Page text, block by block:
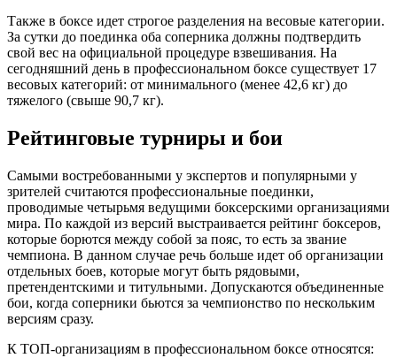
Также в боксе идет строгое разделения на весовые категории.
За сутки до поединка оба соперника должны подтвердить
свой вес на официальной процедуре взвешивания. На
сегодняшний день в профессиональном боксе существует 17
весовых категорий: от минимального (менее 42,6 кг) до
тяжелого (свыше 90,7 кг).
Рейтинговые турниры и бои
Самыми востребованными у экспертов и популярными у
зрителей считаются профессиональные поединки,
проводимые четырьмя ведущими боксерскими организациями
мира. По каждой из версий выстраивается рейтинг боксеров,
которые борются между собой за пояс, то есть за звание
чемпиона. В данном случае речь больше идет об организации
отдельных боев, которые могут быть рядовыми,
претендентскими и титульными. Допускаются объединенные
бои, когда соперники бьются за чемпионство по нескольким
версиям сразу.
К ТОП-организациям в профессиональном боксе относятся: